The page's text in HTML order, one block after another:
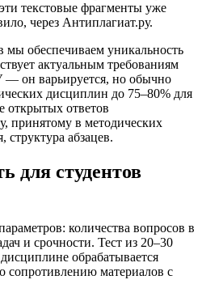
текстовые фрагменты уже
через Антиплагиат.ру.
мы обеспечиваем уникальность
актуальным требованиям
он варьируется, но обычно
дисциплин до 75–80% для
ответов
принятому в методических
структура абзацев.
для студентов
количества вопросов в
и срочности. Тест из 20–30
обрабатывается
сопротивлению материалов с